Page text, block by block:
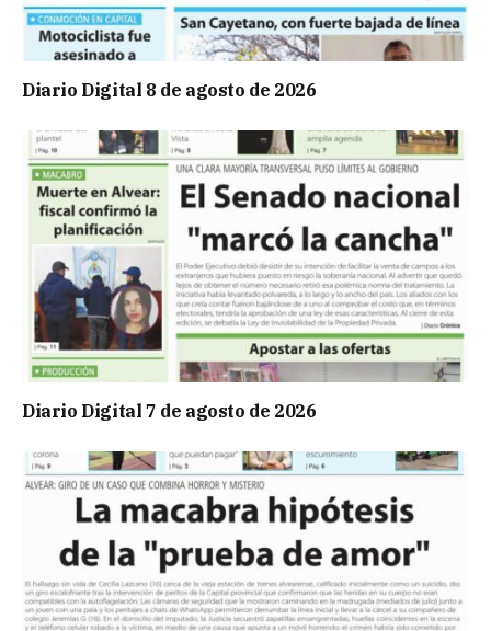
Diario Digital 8 de agosto de 2026
Diario Digital 7 de agosto de 2026